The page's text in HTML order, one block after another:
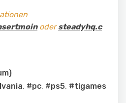
odersteadyhq.c
, #pc, #ps5, #tigames